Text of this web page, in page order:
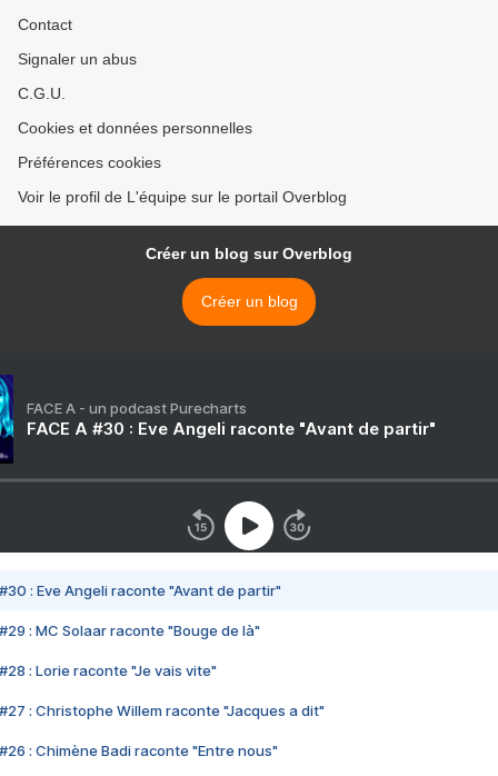
Contact
Signaler un abus
C.G.U.
Cookies et données personnelles
Préférences cookies
Voir le profil de L'équipe sur le portail Overblog
Créer un blog sur Overblog
Créer un blog
FACE A - un podcast Purecharts
FACE A #30 : Eve Angeli raconte "Avant de partir"
#30 : Eve Angeli raconte "Avant de partir"
#29 : MC Solaar raconte "Bouge de là"
#28 : Lorie raconte "Je vais vite"
#27 : Christophe Willem raconte "Jacques a dit"
#26 : Chimène Badi raconte "Entre nous"